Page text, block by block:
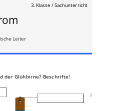
3. Klasse / Sachunterricht
Leiter
der Glühbirne? Beschrifte!
___ /5P